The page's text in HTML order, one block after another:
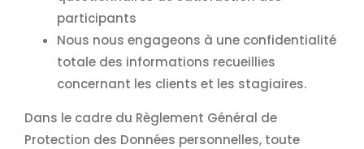
participants
Nous nous engageons à une confidentialité
totale des informations recueillies
concernant les clients et les stagiaires.
Dans le cadre du Règlement Général de
Protection des Données personnelles, toute